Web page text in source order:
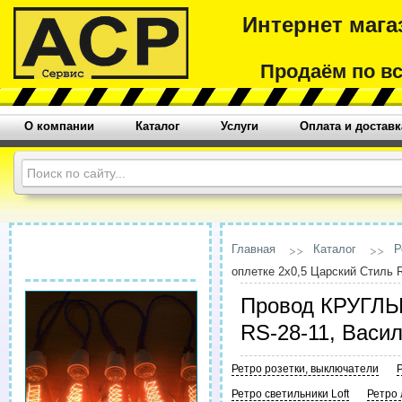
Интернет
Продаём по
О компании Каталог Услуги Оплата и
Главная Каталог
оплетке 2х0,5 Царский Стиль
Провод
RS-28-11,
Ретро розетки, выключатели
Ретро светильники Loft